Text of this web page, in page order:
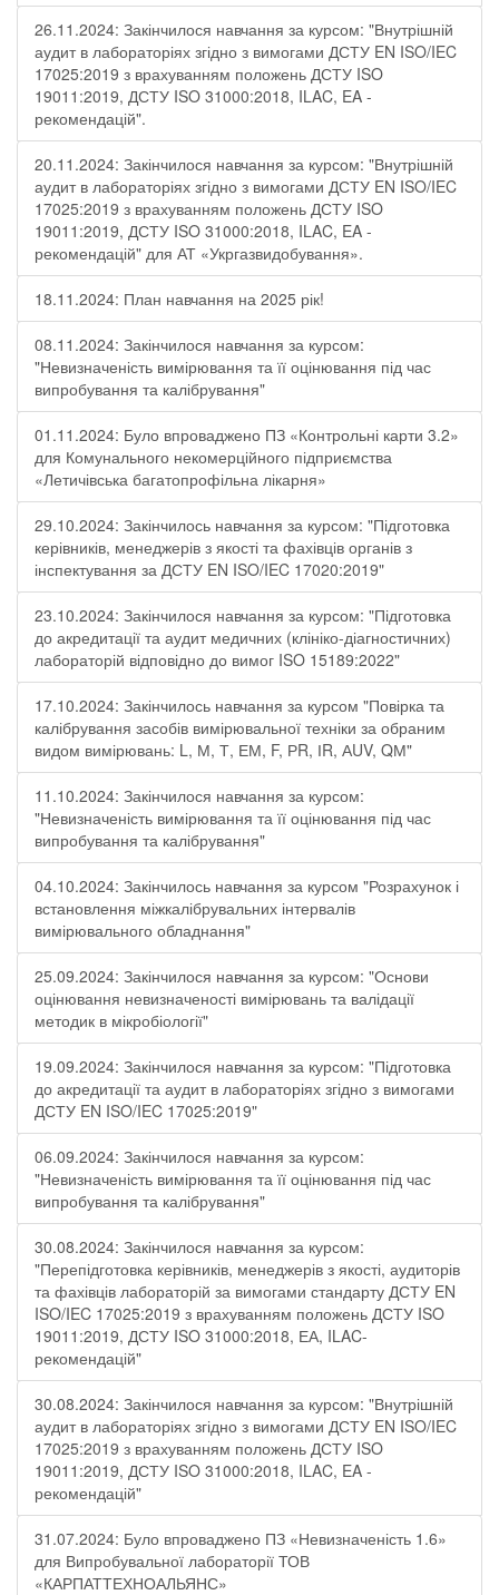
26.11.2024: Закінчилося навчання за курсом: "Внутрішній
аудит в лабораторіях згідно з вимогами ДСТУ EN ISO/IEC
17025:2019 з врахуванням положень ДСТУ ISO
19011:2019, ДСТУ ISO 31000:2018, ILAC, EA -
рекомендацій".
20.11.2024: Закінчилося навчання за курсом: "Внутрішній
аудит в лабораторіях згідно з вимогами ДСТУ EN ISO/IEC
17025:2019 з врахуванням положень ДСТУ ISO
19011:2019, ДСТУ ISO 31000:2018, ILAC, EA -
рекомендацій" для АТ «Укргазвидобування».
18.11.2024: План навчання на 2025 рік!
08.11.2024: Закінчилося навчання за курсом:
"Невизначеність вимірювання та її оцінювання під час
випробування та калібрування"
01.11.2024: Було впроваджено ПЗ «Контрольні карти 3.2»
для Комунального некомерційного підприємства
«Летичівська багатопрофільна лікарня»
29.10.2024: Закінчилось навчання за курсом: "Підготовка
керівників, менеджерів з якості та фахівців органів з
інспектування за ДСТУ EN ISO/IEC 17020:2019"
23.10.2024: Закінчилося навчання за курсом: "Підготовка
до акредитації та аудит медичних (клініко-діагностичних)
лабораторій відповідно до вимог ISO 15189:2022"
17.10.2024: Закінчилось навчання за курсом "Повірка та
калібрування засобів вимірювальної техніки за обраним
видом вимірювань: L, М, Т, ЕМ, F, РR, ІR, АUV, QМ"
11.10.2024: Закінчилося навчання за курсом:
"Невизначеність вимірювання та її оцінювання під час
випробування та калібрування"
04.10.2024: Закінчилось навчання за курсом "Розрахунок і
встановлення міжкалібрувальних інтервалів
вимірювального обладнання"
25.09.2024: Закінчилося навчання за курсом: "Основи
оцінювання невизначеності вимірювань та валідації
методик в мікробіології"
19.09.2024: Закінчилося навчання за курсом: "Підготовка
до акредитації та аудит в лабораторіях згідно з вимогами
ДСТУ EN ISO/IEC 17025:2019"
06.09.2024: Закінчилося навчання за курсом:
"Невизначеність вимірювання та її оцінювання під час
випробування та калібрування"
30.08.2024: Закінчилося навчання за курсом:
"Перепідготовка керівників, менеджерів з якості, аудиторів
та фахівців лабораторій за вимогами стандарту ДСТУ EN
ISO/IEC 17025:2019 з врахуванням положень ДСТУ ISO
19011:2019, ДСТУ ISO 31000:2018, ЕА, ILAC-
рекомендацій"
30.08.2024: Закінчилося навчання за курсом: "Внутрішній
аудит в лабораторіях згідно з вимогами ДСТУ EN ISO/IEC
17025:2019 з врахуванням положень ДСТУ ISO
19011:2019, ДСТУ ISO 31000:2018, ILAC, EA -
рекомендацій"
31.07.2024: Було впроваджено ПЗ «Невизначеність 1.6»
для Випробувальної лабораторії ТОВ
«КАРПАТТЕХНОАЛЬЯНС»